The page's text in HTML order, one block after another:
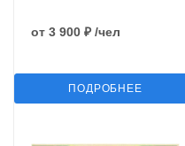
от 3 900 ₽ /чел
ПОДРОБНЕЕ